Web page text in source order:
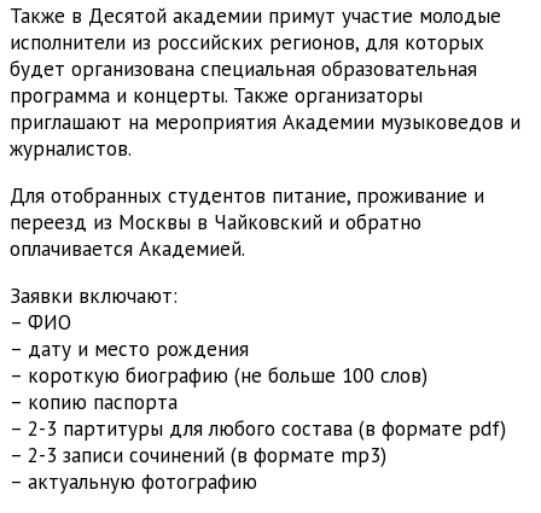
Также в Десятой академии примут участие молодые
исполнители из российских регионов, для которых
будет организована специальная образовательная
программа и концерты. Также организаторы
приглашают на мероприятия Академии музыковедов и
журналистов.
Для отобранных студентов питание, проживание и
переезд из Москвы в Чайковский и обратно
оплачивается Академией.
Заявки включают:
– ФИО
– дату и место рождения
– короткую биографию (не больше 100 слов)
– копию паспорта
– 2-3 партитуры для любого состава (в формате pdf)
– 2-3 записи сочинений (в формате mp3)
– актуальную фотографию